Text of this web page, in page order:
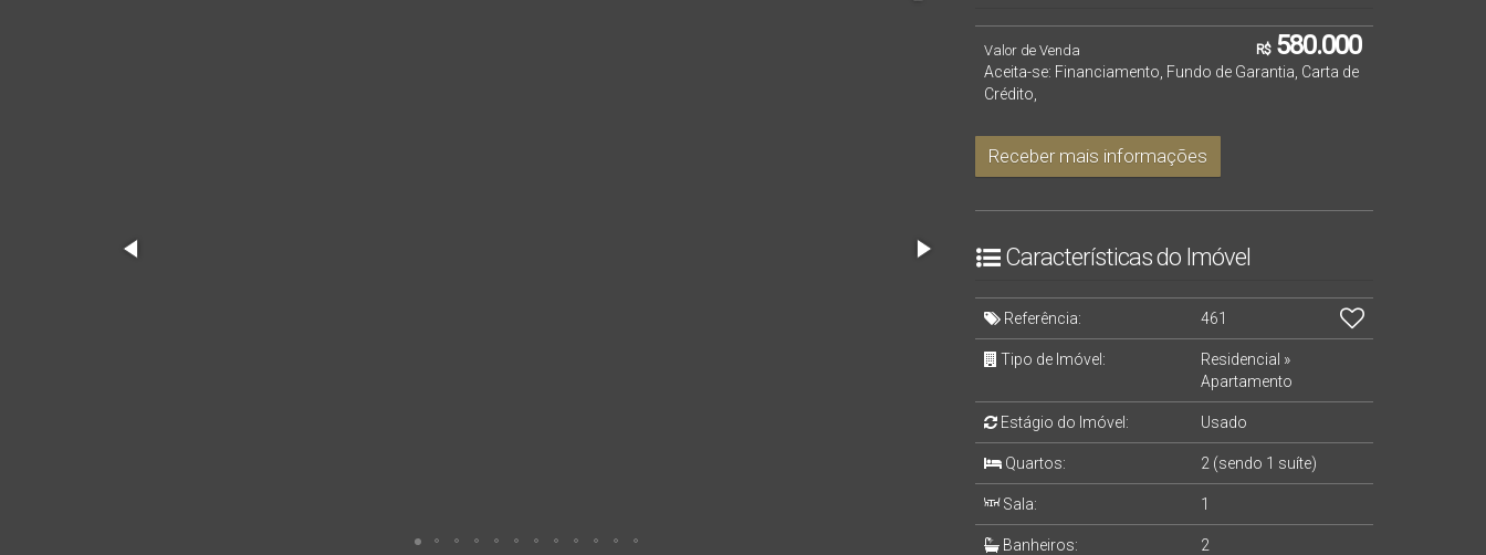
R$580.000
Valor de Venda
Aceita-se: Financiamento, Fundo de Garantia, Carta de
Crédito,
Receber mais informações
Características do Imóvel
Referência: 461
Tipo de Imóvel: Residencial »
Apartamento
Estágio do Imóvel: Usado
Quartos: 2 (sendo 1 suíte)
Sala: 1
Banheiros: 2